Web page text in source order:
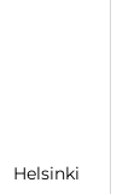
helsinki